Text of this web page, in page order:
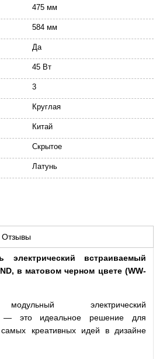
475 мм
584 мм
Да
45 Вт
3
Круглая
Китай
Скрытое
Латунь
Отзывы
электрический встраиваемый
в матовом черном цвете (WW-
электрический
— это идеальное решение для
креативных идей в дизайне